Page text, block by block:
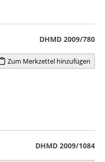
DHMD 2009/780
Zum Merkzettel hinzufügen
DHMD 2009/1084